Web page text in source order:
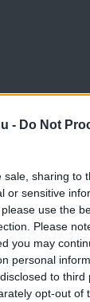
- Do Not
sale, sharing to
or sensitive
use the
Please
you may
personal
to third
opt-out of